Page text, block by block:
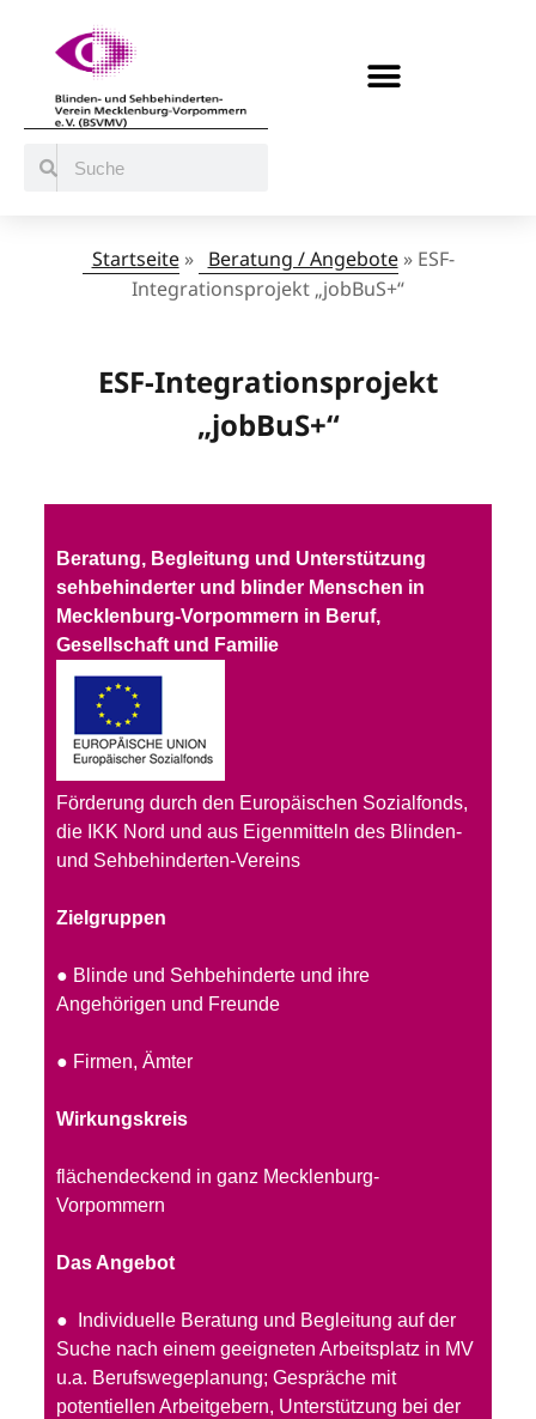
Startseite» Beratung / Angebote» ESF-
Integrationsprojekt „jobBuS+“
ESF-Integrationsprojekt
„jobBuS+“
Beratung, Begleitung und Unterstützung
sehbehinderter und blinder Menschen in
Mecklenburg-Vorpommern in Beruf,
Gesellschaft und Familie
Förderung durch den Europäischen Sozialfonds,
die IKK Nord und aus Eigenmitteln des Blinden-
und Sehbehinderten-Vereins
Zielgruppen
● Blinde und Sehbehinderte und ihre
Angehörigen und Freunde
● Firmen, Ämter
Wirkungskreis
flächendeckend in ganz Mecklenburg-
Vorpommern
Das Angebot
● Individuelle Beratung und Begleitung auf der
Suche nach einem geeigneten Arbeitsplatz in MV
u.a. Berufswegeplanung; Gespräche mit
potentiellen Arbeitgebern, Unterstützung bei der